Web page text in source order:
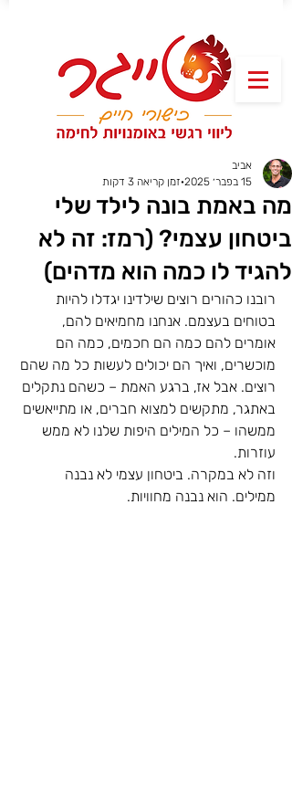
מה באמת בונה לילד שלי
ביטחון עצמי? (רמז: זה לא
להגיד לו כמה הוא מדהים)
אביב
15 בפבר׳ 2025
זמן קריאה 3 דקות
רובנו כהורים רוצים שילדינו יגדלו להיות
בטוחים בעצמם. אנחנו מחמיאים להם,
אומרים להם כמה הם חכמים, כמה הם
מוכשרים, ואיך הם יכולים לעשות כל מה שהם
רוצים. אבל אז, ברגע האמת – כשהם נתקלים
באתגר, מתקשים למצוא חברים, או מתייאשים
ממשהו – כל המילים היפות שלנו לא ממש
עוזרות.
וזה לא במקרה. ביטחון עצמי לא נבנה
ממילים. הוא נבנה מחוויות.